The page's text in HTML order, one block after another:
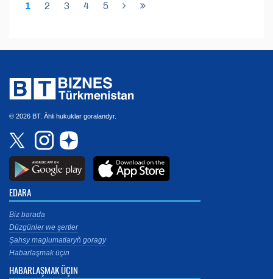
1 2 3 4 5
© 2026 BT. Ähli hukuklar goralandyr.
EDARA
Biz barada
Düzgünler we şertler
Şahsy maglumatlaryň goragy
Habarlaşmak üçin
HABARLAŞMAK ÜÇIN